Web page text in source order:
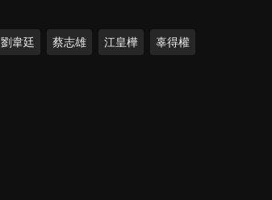
劉韋廷 蔡志雄 江皇樺 辜得權